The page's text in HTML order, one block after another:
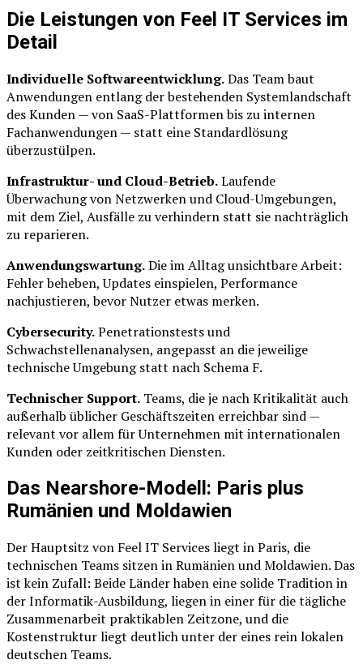
Die Leistungen von Feel IT Services im
Detail
Individuelle Softwareentwicklung.Das Team baut
Anwendungen entlang der bestehenden Systemlandschaft
des Kunden — von SaaS-Plattformen bis zu internen
Fachanwendungen — statt eine Standardlösung
überzustülpen.
Infrastruktur- und Cloud-Betrieb.Laufende
Überwachung von Netzwerken und Cloud-Umgebungen,
mit dem Ziel, Ausfälle zu verhindern statt sie nachträglich
zu reparieren.
Anwendungswartung.Die im Alltag unsichtbare Arbeit:
Fehler beheben, Updates einspielen, Performance
nachjustieren, bevor Nutzer etwas merken.
Cybersecurity.Penetrationstests und
Schwachstellenanalysen, angepasst an die jeweilige
technische Umgebung statt nach Schema F.
Technischer Support. Teams, die je nach Kritikalität auch
außerhalb üblicher Geschäftszeiten erreichbar sind —
relevant vor allem für Unternehmen mit internationalen
Kunden oder zeitkritischen Diensten.
Das Nearshore-Modell: Paris plus
Rumänien und Moldawien
Der Hauptsitz von Feel IT Services liegt in Paris, die
technischen Teams sitzen in Rumänien und Moldawien. Das
ist kein Zufall: Beide Länder haben eine solide Tradition in
der Informatik-Ausbildung, liegen in einer für die tägliche
Zusammenarbeit praktikablen Zeitzone, und die
Kostenstruktur liegt deutlich unter der eines rein lokalen
deutschen Teams.